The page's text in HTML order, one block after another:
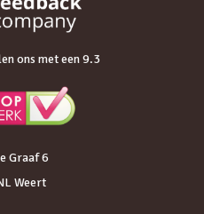
ons met een 9.3
Graaf 6
Weert